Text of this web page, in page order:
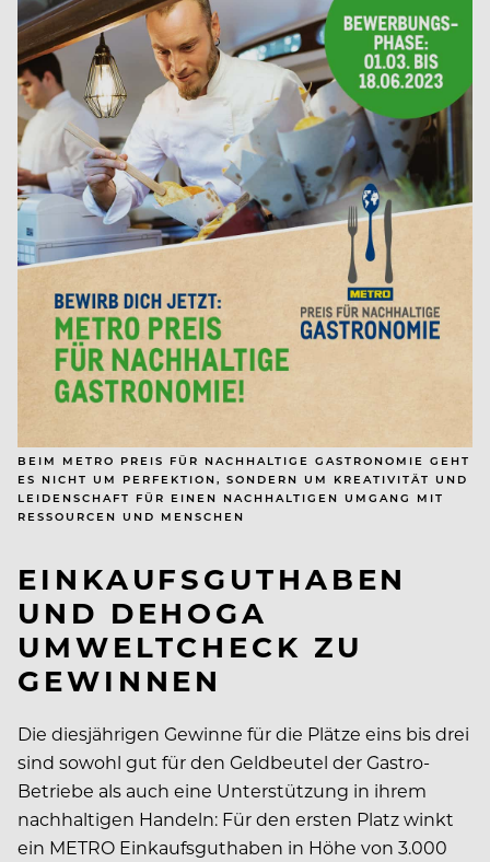
BEIM METRO PREIS FÜR NACHHALTIGE GASTRONOMIE GEHT
ES NICHT UM PERFEKTION, SONDERN UM KREATIVITÄT UND
LEIDENSCHAFT FÜR EINEN NACHHALTIGEN UMGANG MIT
RESSOURCEN UND MENSCHEN
EINKAUFSGUTHABEN
UND DEHOGA
UMWELTCHECK ZU
GEWINNEN
Die diesjährigen Gewinne für die Plätze eins bis drei
sind sowohl gut für den Geldbeutel der Gastro-
Betriebe als auch eine Unterstützung in ihrem
nachhaltigen Handeln: Für den ersten Platz winkt
ein METRO Einkaufsguthaben in Höhe von 3.000